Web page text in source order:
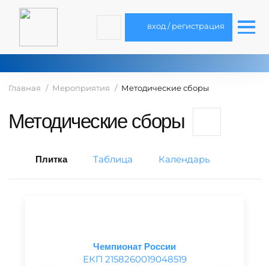
вход / регистрация
Главная Мероприятия Методические сборы
Методические сборы
Плитка Таблица Календарь
Чемпионат России
ЕКП 2158260019048519